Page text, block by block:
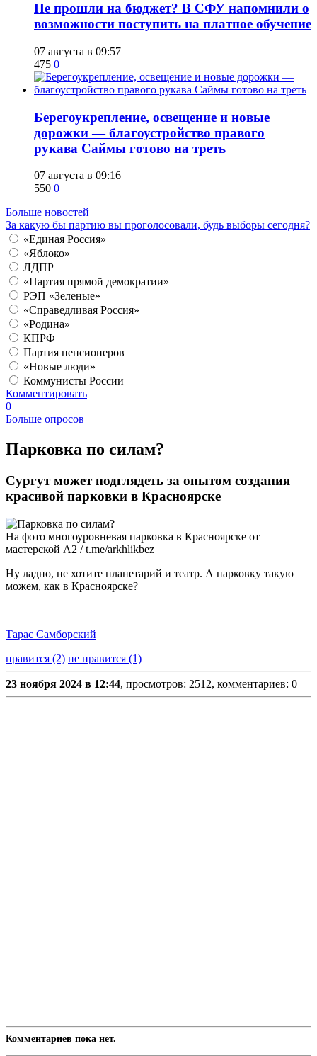
Не прошли на бюджет? В СФУ напомнили о
возможности поступить на платное обучение
07 августа в 09:57
475 0
Берегоукрепление, освещение и новые
дорожки — благоустройство правого
рукава Саймы готово на треть
07 августа в 09:16
550 0
Больше новостей
За какую бы партию вы проголосовали, будь выборы сегодня?
«Единая Россия»
«Яблоко»
ЛДПР
«Партия прямой демократии»
РЭП «Зеленые»
«Справедливая Россия»
«Родина»
КПРФ
Партия пенсионеров
«Новые люди»
Коммунисты России
Комментировать
0
Больше опросов
​Парковка по силам?
Сургут может подглядеть за опытом создания
красивой парковки в Красноярске
На фото многоуровневая парковка в Красноярске от
мастерской А2 / t.me/arkhlikbez
Ну ладно, не хотите планетарий и театр. А парковку такую
можем, как в Красноярске?
Тарас Самборский
нравится (2) не нравится (1)
23 ноября 2024 в 12:44, просмотров: 2512, комментариев: 0
Комментариев пока нет.